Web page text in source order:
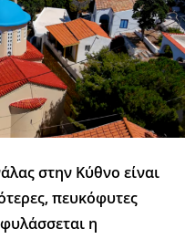
στην Κύθνο είναι
πευκόφυτες
η